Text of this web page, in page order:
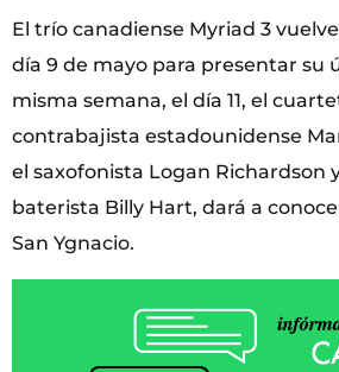
El trío canadiense Myriad 3
día 9 de mayo para presentar su
misma semana, el día 11, el
contrabajista estadounidense
el saxofonista Logan Richardson
baterista Billy Hart, dará a
San Ygnacio.